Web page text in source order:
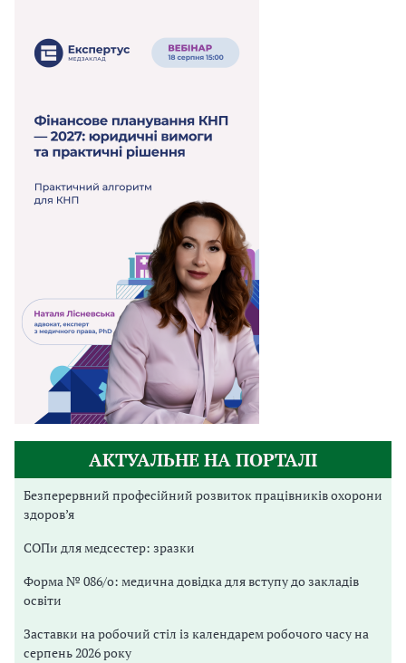
АКТУАЛЬНЕ НА ПОРТАЛІ
Безперервний професійний розвиток працівників охорони
здоров’я
СОПи для медсестер: зразки
Форма № 086/о: медична довідка для вступу до закладів
освіти
Заставки на робочий стіл із календарем робочого часу на
серпень 2026 року